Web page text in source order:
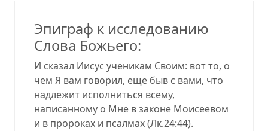
Эпиграф к исследованию
Слова Божьего:
И сказал Иисус ученикам Своим: вот то, о
чем Я вам говорил, еще быв с вами, что
надлежит исполниться всему,
написанному о Мне в законе Моисеевом
и в пророках и псалмах (Лк.24:44).